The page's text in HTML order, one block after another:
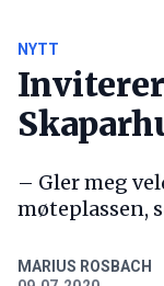
NYTT
– Gler meg
møteplassen,
MARIUS ROSBACH